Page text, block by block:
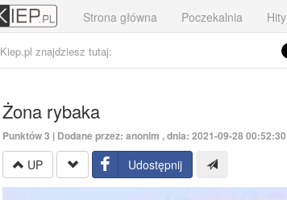
Strona główna Poczekalnia Hity
Kiep.pl znajdziesz tutaj:
Żona rybaka
Punktów3 | Dodane przez: anonim , dnia: 2021-09-28 00:52:30
UP Udostępnij